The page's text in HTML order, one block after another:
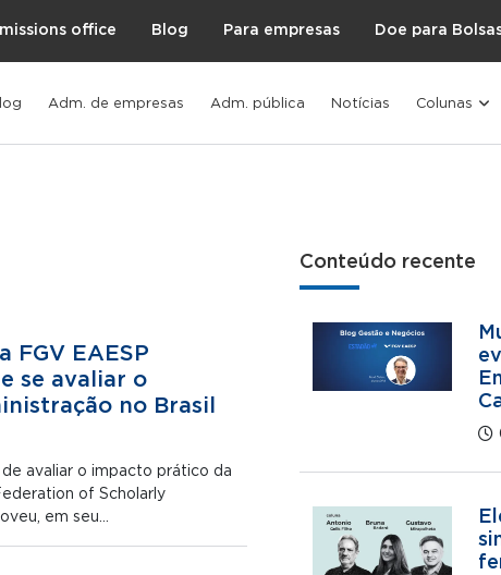
office Blog Para empresas Doe para
Adm. de empresas Adm. pública Notícias Colunas
FGV EAESP
se avaliar o
no Brasil
avaliar o impacto prático da
of Scholarly
em seu…
Conteúdo recente